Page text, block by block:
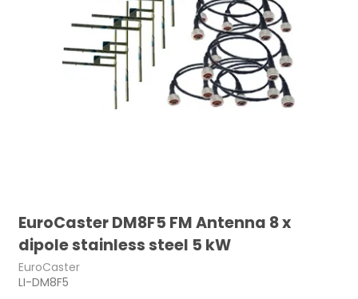
EuroCaster DM8F5 FM Antenna 8 x
dipole stainless steel 5 kW
EuroCaster
LI-DM8F5